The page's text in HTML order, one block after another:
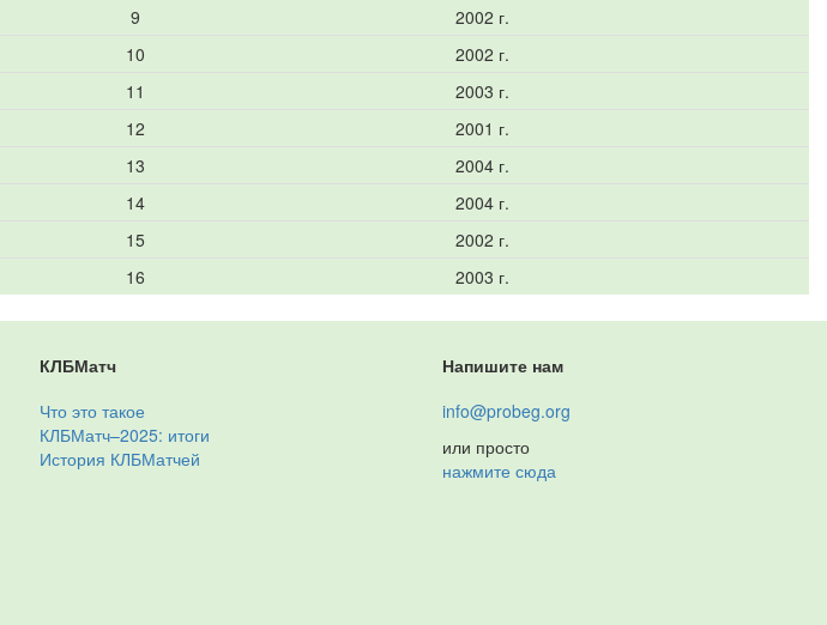
9
2002 г.
10
2002 г.
11
2003 г.
12
2001 г.
13
2004 г.
14
2004 г.
15
2002 г.
16 2003 г.
КЛБМатч
Что это такое
КЛБМатч–2025: итоги
История КЛБМатчей
Напишите нам
info@probeg.org
или просто
нажмите сюда